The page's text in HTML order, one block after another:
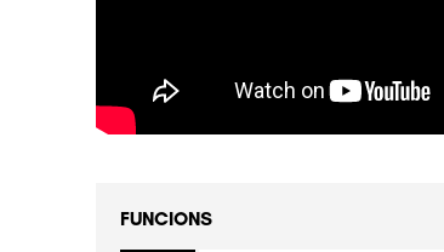
FUNCIONS